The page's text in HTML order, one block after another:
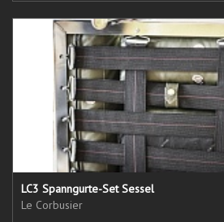
LC3 Spanngurte-Set Sessel
Le Corbusier